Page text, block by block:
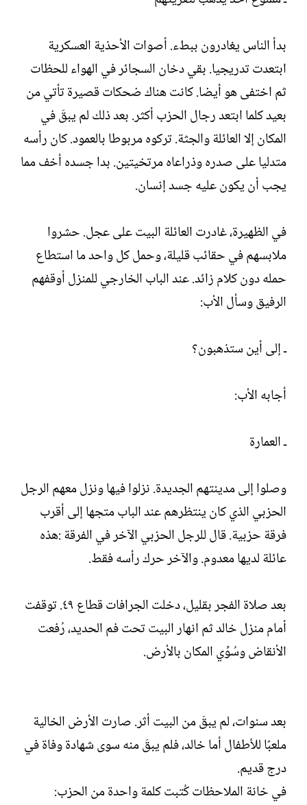
بدأ الناس يغادرون ببطء. أصوات الأحذية العسكرية
ابتعدت تدريجيا. بقي دخان السجائر في الهواء للحظات
ثم اختفى هو أيضا. كانت هناك ضحكات قصيرة تأتي من
بعيد كلما ابتعد رجال الحزب أكثر. بعد ذلك لم يبقَ في
المكان إلا العائلة والجثة. تركوه مربوطا بالعمود. كان رأسه
متدليا على صدره وذراعاه مرتخيتين. بدا جسده أخف مما
يجب أن يكون عليه جسد إنسان.
في الظهيرة، غادرت العائلة البيت على عجل. حشروا
ملابسهم في حقائب قليلة، وحمل كل واحد ما استطاع
حمله دون كلام زائد. عند الباب الخارجي للمنزل أوقفهم
الرفيق وسأل الأب:
ـ إلى أين ستذهبون؟
أجابه الأب:
ـ العمارة
وصلوا إلى مدينتهم الجديدة. نزلوا فيها ونزل معهم الرجل
الحزبي الذي كان ينتظرهم عند الباب متجها إلى أقرب
فرقة حزبية. قال للرجل الحزبي الآخر في الفرقة :هذه
عائلة لديها معدوم. والآخر حرك رأسه فقط.
بعد صلاة الفجر بقليل، دخلت الجرافات قطاع ٤٩. توقفت
أمام منزل خالد ثم انهار البيت تحت فم الحديد، رُفعت
الأنقاض وسُوِّي المكان بالأرض.
بعد سنوات، لم يبقَ من البيت أثر. صارت الأرض الخالية
ملعبًا للأطفال أما خالد، فلم يبقَ منه سوى شهادة وفاة في
درج قديم.
في خانة الملاحظات كُتبت كلمة واحدة من الحزب: